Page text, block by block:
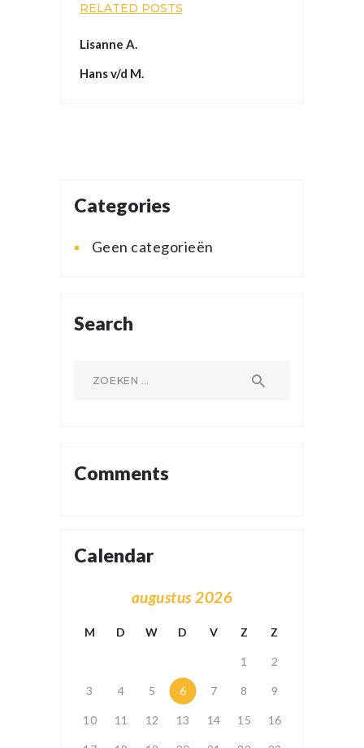
RELATED POSTS
Lisanne A.
Hans v/d M.
Categories
Geen categorieën
Search
Comments
Calendar
augustus 2026
M D W D V Z Z
1 2
3 4 5 6 7 8 9
10 11 12 13 14 15 16